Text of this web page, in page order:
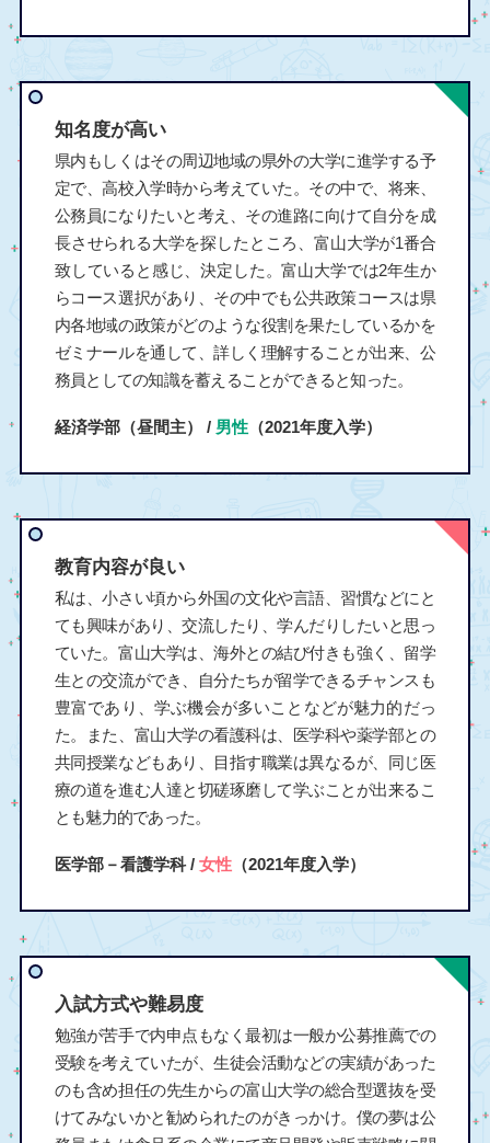
知名度が高い
県内もしくはその周辺地域の県外の大学に進学する予
定で、高校入学時から考えていた。その中で、将来、
公務員になりたいと考え、その進路に向けて自分を成
長させられる大学を探したところ、富山大学が1番合
致していると感じ、決定した。富山大学では2年生か
らコース選択があり、その中でも公共政策コースは県
内各地域の政策がどのような役割を果たしているかを
ゼミナールを通して、詳しく理解することが出来、公
務員としての知識を蓄えることができると知った。
経済学部（昼間主） / 男性（2021年度入学）
教育内容が良い
私は、小さい頃から外国の文化や言語、習慣などにと
ても興味があり、交流したり、学んだりしたいと思っ
ていた。富山大学は、海外との結び付きも強く、留学
生との交流ができ、自分たちが留学できるチャンスも
豊富であり、学ぶ機会が多いことなどが魅力的だっ
た。また、富山大学の看護科は、医学科や薬学部との
共同授業などもあり、目指す職業は異なるが、同じ医
療の道を進む人達と切磋琢磨して学ぶことが出来るこ
とも魅力的であった。
医学部－看護学科 / 女性（2021年度入学）
入試方式や難易度
勉強が苦手で内申点もなく最初は一般か公募推薦での
受験を考えていたが、生徒会活動などの実績があった
のも含め担任の先生からの富山大学の総合型選抜を受
けてみないかと勧められたのがきっかけ。僕の夢は公